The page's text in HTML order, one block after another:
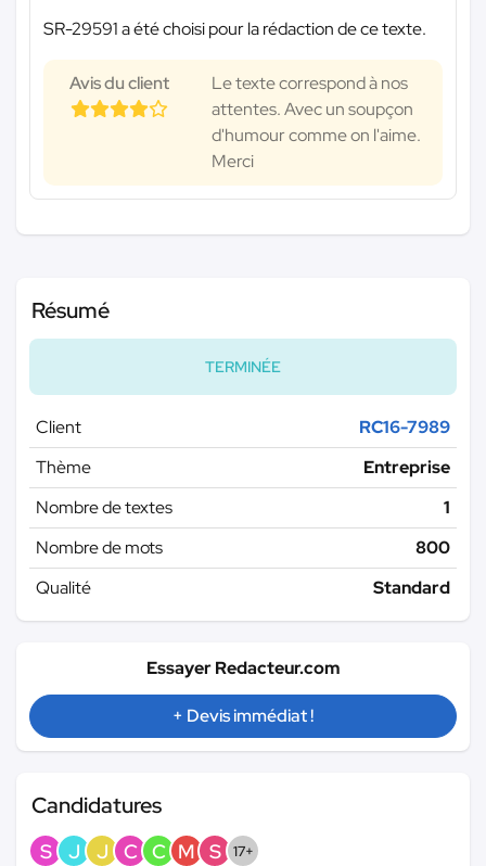
SR-29591 a été choisi pour la rédaction de ce texte.
Avis du client
Le texte correspond à nos
attentes. Avec un soupçon
d'humour comme on l'aime.
Merci
Résumé
TERMINÉE
Client
RC16-7989
Thème
Entreprise
Nombre de textes
1
Nombre de mots
800
Qualité
Standard
Essayer Redacteur.com
+ Devis immédiat !
Candidatures
S J J C C M S 17+